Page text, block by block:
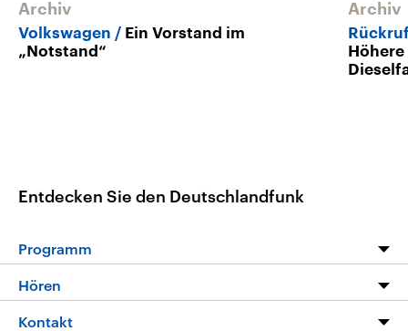
Archiv
Volkswagen
Ein Vorstand im
„Notstand“
Archiv
Entdecken Sie den Deutschlandfunk
Programm
Programm
Hören
Livestream
Kontakt